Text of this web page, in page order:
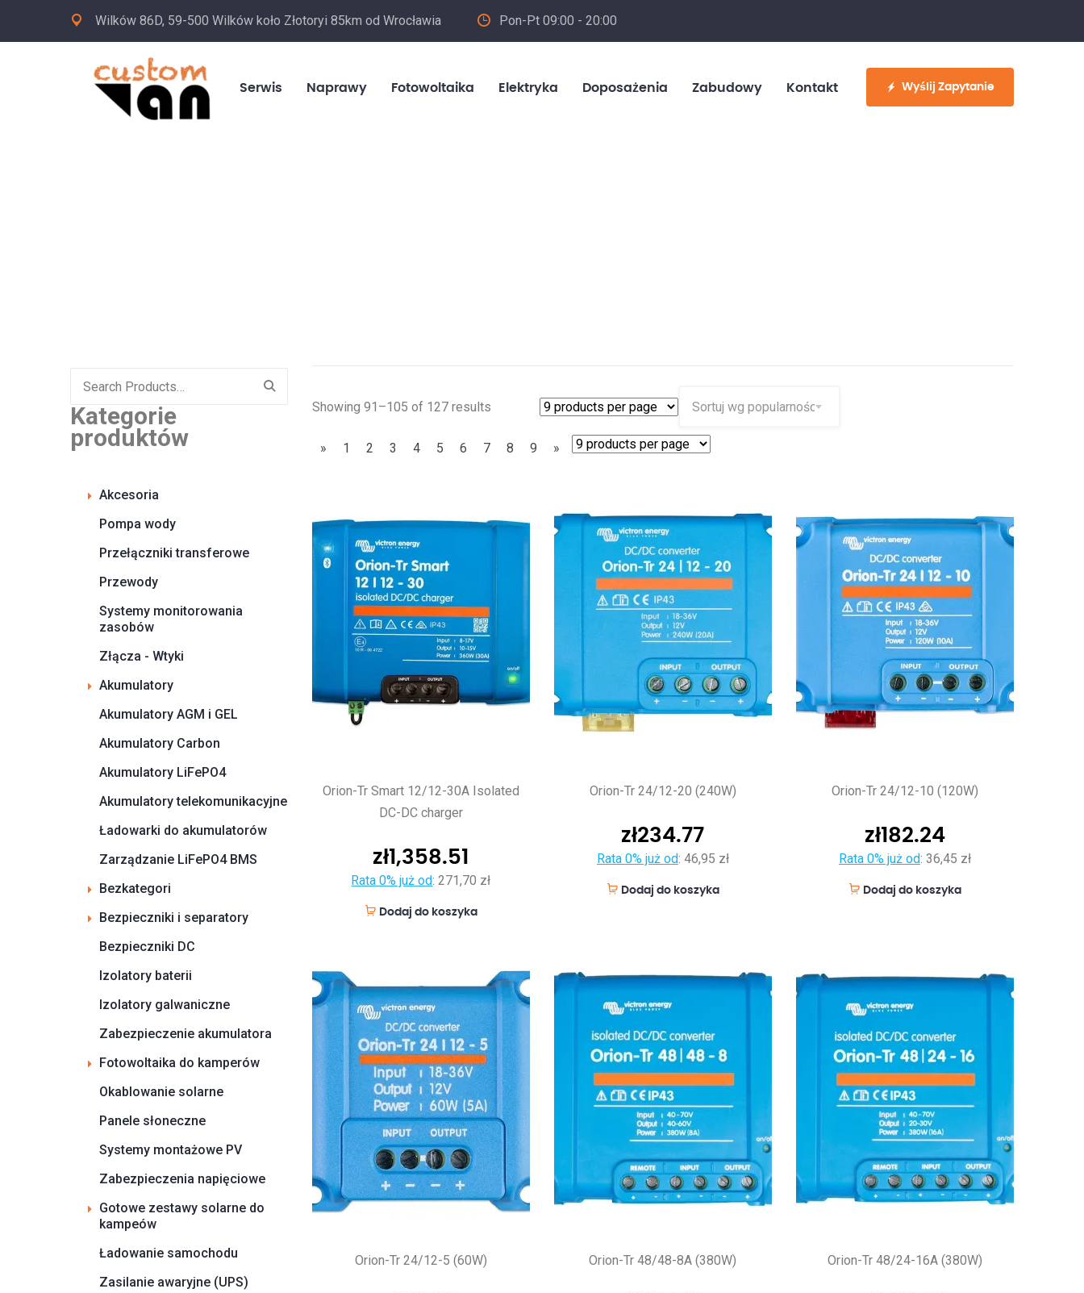
Wilków 86D, 59-500 Wilków koło Złotoryi 85km od Wrocławia Pon-Pt 09:00 - 20:00
530 886 214
Serwis Naprawy Fotowoltaika Elektryka Doposażenia Zabudowy Kontakt Wyślij Zapytanie
Search
Kategorie
produktów
Akcesoria
Pompa wody
Przełączniki transferowe
Przewody
Systemy monitorowania
zasobów
Złącza - Wtyki
Akumulatory
Akumulatory AGM i GEL
Akumulatory Carbon
Akumulatory LiFePO4
Akumulatory telekomunikacyjne
Ładowarki do akumulatorów
Zarządzanie LiFePO4 BMS
Bezkategori
Bezpieczniki i separatory
Bezpieczniki DC
Izolatory baterii
Izolatory galwaniczne
Zabezpieczenie akumulatora
Fotowoltaika do kamperów
Okablowanie solarne
Panele słoneczne
Systemy montażowe PV
Zabezpieczenia napięciowe
Gotowe zestawy solarne do
kampeów
Ładowanie samochodu
Zasilanie awaryjne (UPS)
Showing 91–105 of 127 results
» 1 2 3 4 5 6 7 8 9 »
Orion-Tr Smart 12/12-30A Isolated
DC-DC charger
zł1,358.51
Rata 0% już od:271,70 zł
Dodaj do koszyka
Orion-Tr 24/12-20 (240W)
zł234.77
Rata 0% już od: 46,95 zł
Dodaj do koszyka
Orion-Tr 24/12-10 (120W)
zł182.24
Rata 0% już od: 36,45 zł
Dodaj do koszyka
Orion-Tr 24/12-5 (60W) Orion-Tr 48/48-8A (380W) Orion-Tr 48/24-16A (380W)